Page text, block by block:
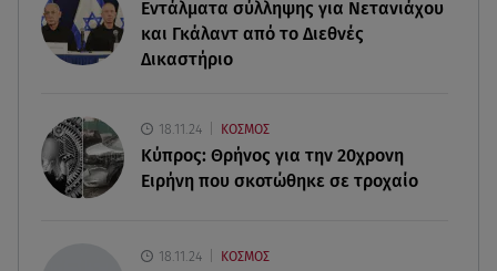
χρήματα στους λογαριασμούς
- Σηκώθηκαν εναέρια μέσα
07.08.26 , 18:34
Εντάλματα σύλληψης για Νετανιάχου
και Γκάλαντ από το Διεθνές
Δικαστήριο
18.11.24 ΚΟΣΜΟΣ
Κύπρος: Θρήνος για την 20χρονη
Ειρήνη που σκοτώθηκε σε τροχαίο
18.11.24 ΚΟΣΜΟΣ